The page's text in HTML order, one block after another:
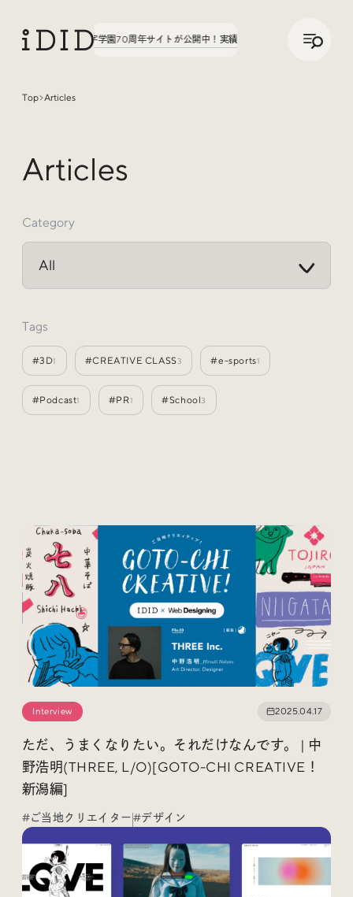
。第3弾、八文字学園70周年サイトが公開中！実績の話、聞いてみた。第3弾、八
JP
Interview インタビュー
Sites Of Interest
Special
Today’s Bookmark
今日のブクマ
iDIDメディア編集部メンバーが見つけた気になるあれこ
Radio
iDID Podcast
「iDID RADIO」を隔週で公開中！
クリエイティブ業界のニュースやイベント情報、 今週話
題になったサイトなどを30分でお届けします。
Top Articles
Articles
Category
Tags
#3D1 #CREATIVE CLASS 3 #e-sports1
#Podcast1 #PR1 #School3
Interview 2025.04.17
ただ、うまくなりたい。それだけなんです。 | 中
野浩明(THREE, L/O)[GOTO-CHI CREATIVE！
新潟編]
#ご当地クリエイター #デザイン